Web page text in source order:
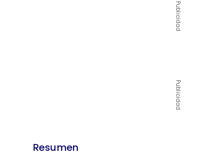
Publicidad
Publicidad
Resumen